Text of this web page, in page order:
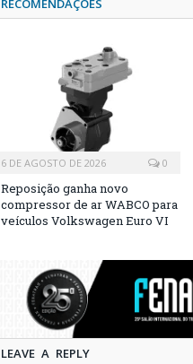
RECOMENDAÇÕES
6 DE AGOSTO DE 2026 0
Reposição ganha novo
compressor de ar WABCO para
veículos Volkswagen Euro VI
LEAVE A REPLY